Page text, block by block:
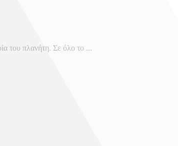
του πλανήτη. Σε όλο το ...